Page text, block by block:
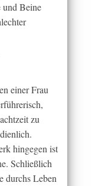
und Beine
einer Frau
zu
hingegen ist
Schließlich
durchs Leben